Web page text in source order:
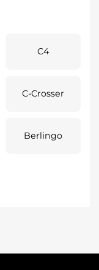
C4
C-Crosser
Berlingo